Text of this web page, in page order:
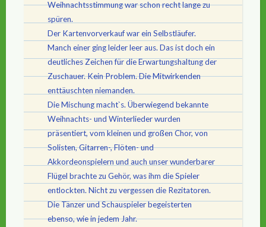
Weihnachtsstimmung war schon recht lange zu
spüren.
Der Kartenvorverkauf war ein Selbstläufer.
Manch einer ging leider leer aus. Das ist doch ein
deutliches Zeichen für die Erwartungshaltung der
Zuschauer. Kein Problem. Die Mitwirkenden
enttäuschten niemanden.
Die Mischung macht`s. Überwiegend bekannte
Weihnachts- und Winterlieder wurden
präsentiert, vom kleinen und großen Chor, von
Solisten, Gitarren-, Flöten- und
Akkordeonspielern und auch unser wunderbarer
Flügel brachte zu Gehör, was ihm die Spieler
entlockten. Nicht zu vergessen die Rezitatoren.
Die Tänzer und Schauspieler begeisterten
ebenso, wie in jedem Jahr.